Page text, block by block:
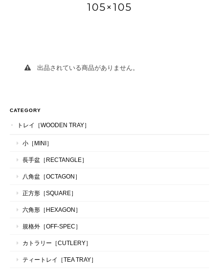
105×105
出品されている商品がありません。
CATEGORY
トレイ［WOODEN TRAY］
小［MINI］
長手盆［RECTANGLE］
八角盆［OCTAGON］
正方形［SQUARE］
六角形［HEXAGON］
規格外［OFF-SPEC］
カトラリー［CUTLERY］
ティートレイ［TEA TRAY］